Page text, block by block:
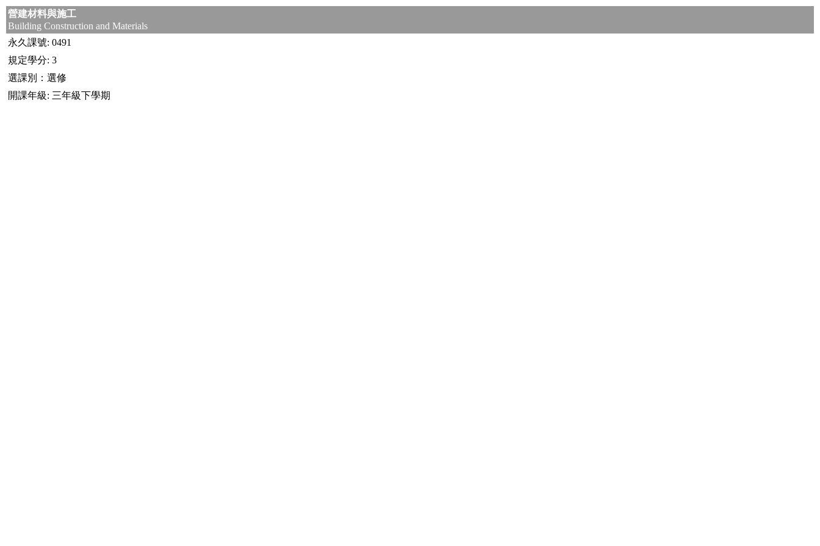
營建材料與施工
Building Construction and Materials
永久課號: 0491
規定學分: 3
選課別：選修
開課年級: 三年級下學期